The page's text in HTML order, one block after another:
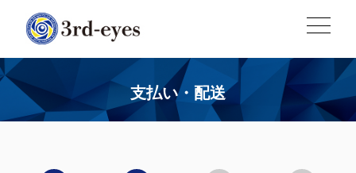
支払い・配送